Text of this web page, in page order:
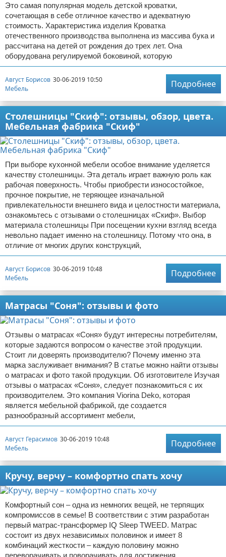
Это самая популярная модель детской кроватки,
сочетающая в себе отличное качество и адекватную
стоимость. Характеристика изделия Кроватка
отечественного производства выполнена из массива бука и
рассчитана на детей от рождения до трех лет. Она
оборудована регулируемой боковиной, которую
Август Борисов 30-06-2019 10:50
Мебель
Подробнее
Столешницы "Скиф": отзывы, обзор, цвета.
Мебельная фабрика "Скиф"
При выборе кухонной мебели особое внимание уделяется
качеству столешницы. Эта деталь играет важную роль как
рабочая поверхность. Чтобы приобрести износостойкое,
прочное покрытие, не теряющее изначальной
привлекательности внешнего вида и целостности материала,
ознакомьтесь с отзывами о столешницах «Скиф». Выбор
материала столешницы При посещении кухни взгляд всегда
невольно падает именно на столешницу. Потому что она, в
отличие от многих других конструкций,
Август Борисов 30-06-2019 10:48
Мебель
Подробнее
Матрасы "Соня": отзывы и фото
Отзывы о матрасах «Соня» будут интересны потребителям,
которые задаются вопросом о качестве этой продукции.
Стоит ли доверять производителю? Почему именно эта
марка заслуживает внимания? В статье можно найти отзывы
о матрасах и фото такой продукции. Об изготовителе Изучая
отзывы о матрасах «Соня», следует познакомиться с их
производителем. Это компания Viorina Deko, которая
является мебельной фабрикой, где создается
разнообразный ассортимент мебели,
Август Герасимов 30-06-2019 10:48
Мебель
Подробнее
Кручу, верчу – комфортно спать хочу
Комфортный сон – одна из немногих вещей, не терпящих
компромиссов в семье! В соответствии с этим разработан
первый матрас-трансформер IQ Sleep TWEED. Матрас
состоит из двух независимых половинок и имеет 8
комбинаций жесткости – каждую половину можно
переворачивать и поворачивать для достижения